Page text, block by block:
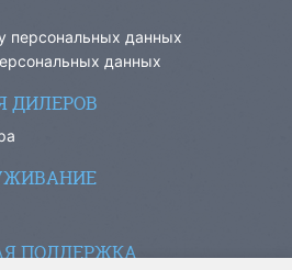
персональных данных
данных
ДИЛЕРОВ
ПОДДЕРЖКА